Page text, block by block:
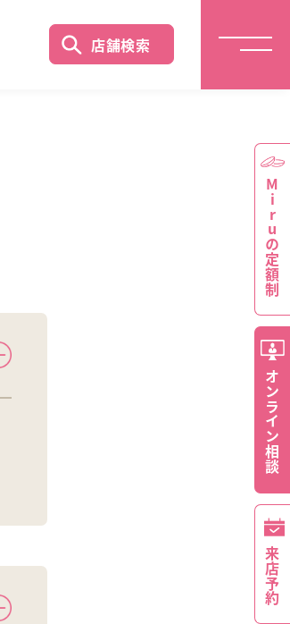
店舗検索
Miruの定額制
オンライン相談
来店予約